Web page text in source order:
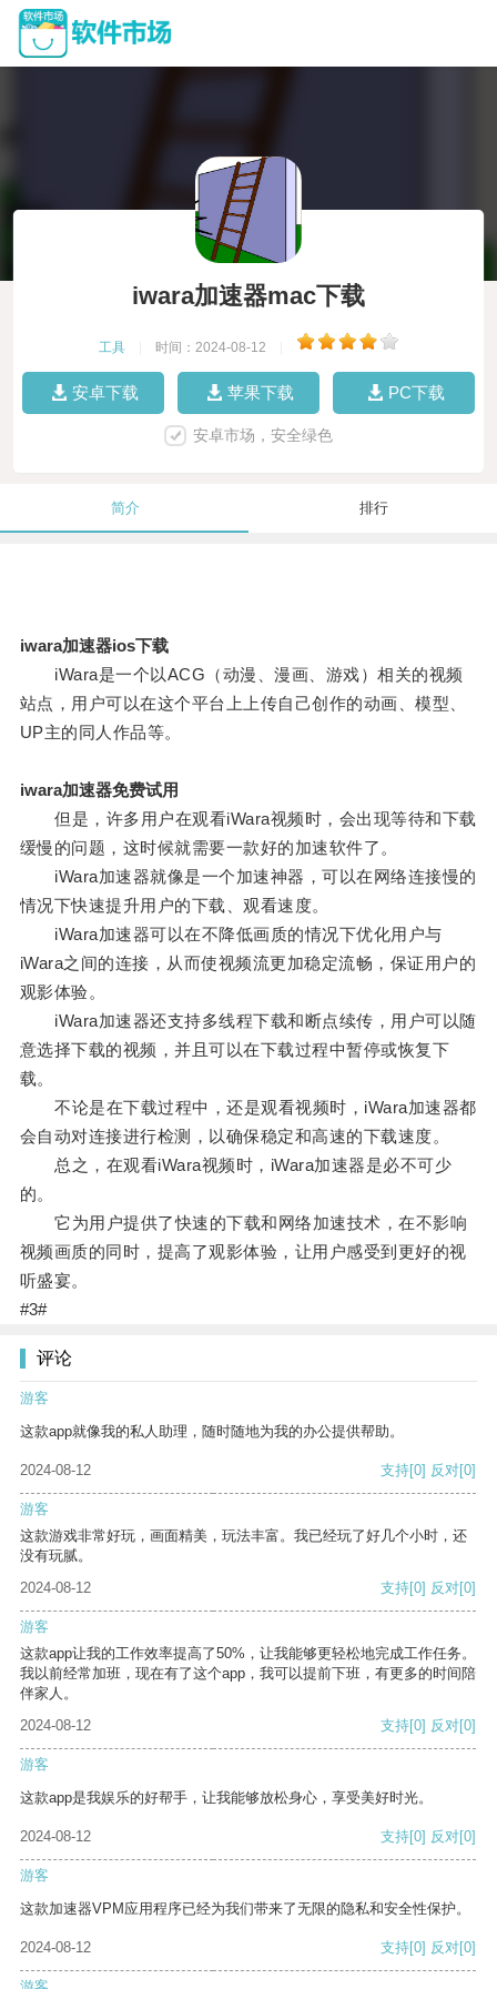
iwara加速器mac下载
工具 时间：2024-08-12
安卓下载 苹果下载 PC下载
安卓市场，安全绿色
简介 排行
iwara加速器ios下载
iWara是一个以ACG（动漫、漫画、游戏）相关的视频
站点，用户可以在这个平台上上传自己创作的动画、模型、
UP主的同人作品等。
iwara加速器免费试用
但是，许多用户在观看iWara视频时，会出现等待和下载
缓慢的问题，这时候就需要一款好的加速软件了。
iWara加速器就像是一个加速神器，可以在网络连接慢的
情况下快速提升用户的下载、观看速度。
iWara加速器可以在不降低画质的情况下优化用户与
iWara之间的连接，从而使视频流更加稳定流畅，保证用户的
观影体验。
iWara加速器还支持多线程下载和断点续传，用户可以随
意选择下载的视频，并且可以在下载过程中暂停或恢复下
载。
不论是在下载过程中，还是观看视频时，iWara加速器都
会自动对连接进行检测，以确保稳定和高速的下载速度。
总之，在观看iWara视频时，iWara加速器是必不可少
的。
它为用户提供了快速的下载和网络加速技术，在不影响
视频画质的同时，提高了观影体验，让用户感受到更好的视
听盛宴。
#3#
评论
游客
这款app就像我的私人助理，随时随地为我的办公提供帮助。
2024-08-12 支持[0] 反对[0]
游客
这款游戏非常好玩，画面精美，玩法丰富。我已经玩了好几个小时，还
没有玩腻。
2024-08-12
支持[0] 反对[0]
游客
这款app让我的工作效率提高了50%，让我能够更轻松地完成工作任务。
我以前经常加班，现在有了这个app，我可以提前下班，有更多的时间陪
伴家人。
2024-08-12
支持[0] 反对[0]
游客
这款app是我娱乐的好帮手，让我能够放松身心，享受美好时光。
2024-08-12 支持[0] 反对[0]
游客
这款加速器VPM应用程序已经为我们带来了无限的隐私和安全性保护。
2024-08-12 支持[0] 反对[0]